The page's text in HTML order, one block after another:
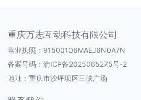
重庆万志互动科技有限公司
营业执照：91500106MAEJ6N0A7N
备案号码： 渝ICP备2025065275号-2
地址：重庆市沙坪坝区三峡广场